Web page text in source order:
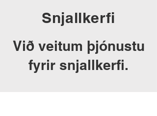
Snjallkerfi
Við veitum þjónustu
fyrir snjallkerfi.